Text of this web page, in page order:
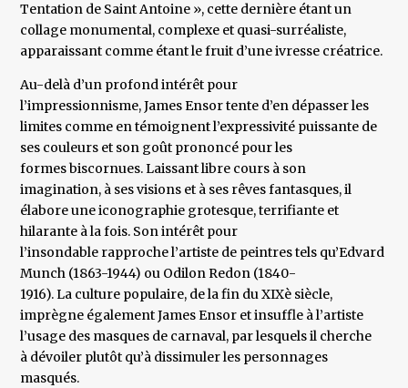
Tentation de Saint Antoine », cette dernière étant un
collage monumental, complexe et quasi-surréaliste,
apparaissant comme étant le fruit d’une ivresse créatrice.
Au-delà d’un profond intérêt pour
l’impressionnisme, James Ensor tente d’en dépasser les
limites comme en témoignent l’expressivité puissante de
ses couleurs et son goût prononcé pour les
formes biscornues. Laissant libre cours à son
imagination, à ses visions et à ses rêves fantasques, il
élabore une iconographie grotesque, terrifiante et
hilarante à la fois. Son intérêt pour
l’insondable rapproche l’artiste de peintres tels qu’Edvard
Munch (1863-1944) ou Odilon Redon (1840-
1916). La culture populaire, de la fin du XIXè siècle,
imprègne également James Ensor et insuffle à l’artiste
l’usage des masques de carnaval, par lesquels il cherche
à dévoiler plutôt qu’à dissimuler les personnages
masqués.